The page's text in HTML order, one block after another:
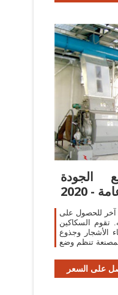
الجودة
- 2020
آخر للحصول على
تقوم السكاكين
الأشجار وجذوع
تنظم وضع
على السعر